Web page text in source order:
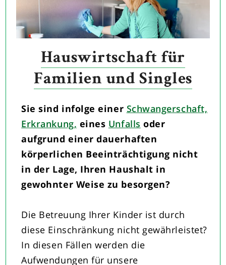
Hauswirtschaft für
Familien und Singles
Sie sind infolge einer Schwangerschaft,
Erkrankung, eines Unfalls oder
aufgrund einer dauerhaften
körperlichen Beeinträchtigung nicht
in der Lage, Ihren Haushalt in
gewohnter Weise zu besorgen?
Die Betreuung Ihrer Kinder ist durch
diese Einschränkung nicht gewährleistet?
In diesen Fällen werden die
Aufwendungen für unsere